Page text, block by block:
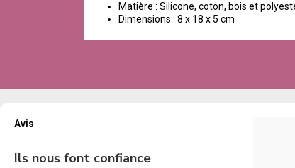
Matière : Silicone, coton, bois et
Dimensions : 8 x 18 x 5 cm
Avis
Ils nous font confiance